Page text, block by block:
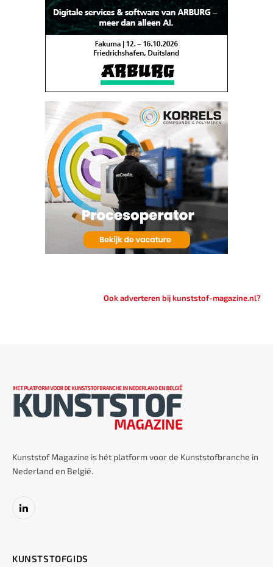
Ook adverteren bij kunststof-magazine.nl?
Kunststof Magazine is hét platform voor de Kunststofbranche in
Nederland en België.
LinkedIn
KUNSTSTOFGIDS